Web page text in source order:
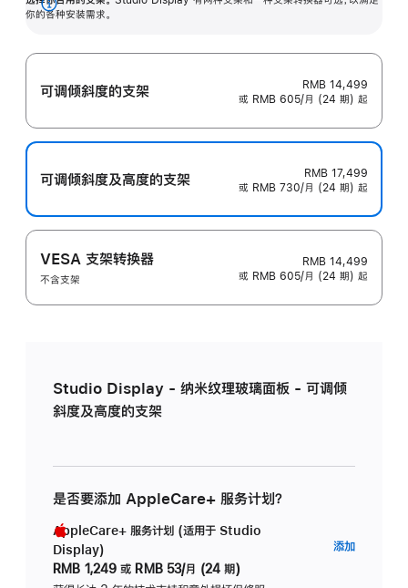
你的各种安装需求。
展
可调倾斜度的支架
RMB 14,499
或 RMB 605/月 (24 期) 起
可调倾斜度及高‍度的支‍架
RMB 17,499
或 RMB 730/月 (24 期) 起
VESA 支架转换器
不含支架
RMB 14,499
或 RMB 605/月 (24 期) 起
Studio Display - 纳米纹理玻璃面板 - 可调倾
斜度及高度的支架
是否要添加 AppleCare+ 服务计划？
AppleCare+ 服务计划 (适用于 Studio
Display)
RMB 1,249 或 RMB 53/月 (24 期)
添加